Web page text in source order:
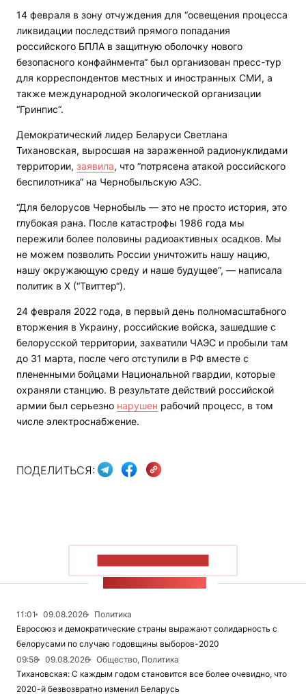
14 февраля в зону отчуждения для “освещения процесса
ликвидации последствий прямого попадания
российского БПЛА в защитную оболочку нового
безопасного конфайнмента“ был организован пресс-тур
для корреспондентов местных и иностранных СМИ, а
также международной экологической организации
“Гринпис“.
Демократический лидер Беларуси Светлана
Тихановская, выросшая на зараженной радионуклидами
территории, заявила, что “потрясена атакой российского
беспилотника“ на Чернобыльскую АЭС.
“Для белорусов Чернобыль — это не просто история, это
глубокая рана. После катастрофы 1986 года мы
пережили более половины радиоактивных осадков. Мы
не можем позволить России уничтожить нашу нацию,
нашу окружающую среду и наше будущее“, — написала
политик в X (“Твиттер“).
24 февраля 2022 года, в первый день полномасштабного
вторжения в Украину, российские войска, зашедшие с
белорусской территории, захватили ЧАЭС и пробыли там
до 31 марта, после чего отступили в РФ вместе с
плененными бойцами Национальной гвардии, которые
охраняли станцию. В результате действий российской
армии был серьезно нарушен рабочий процесс, в том
числе электроснабжение.
ПОДЕЛИТЬСЯ:
11:01 09.08.2026
Политика
Евросоюз и демократические страны выражают солидарность с
белорусами по случаю годовщины выборов-2020
09:58
09.08.2026
Общество, Политика
Тихановская: С каждым годом становится все более очевидно, что
2020-й безвозвратно изменил Беларусь